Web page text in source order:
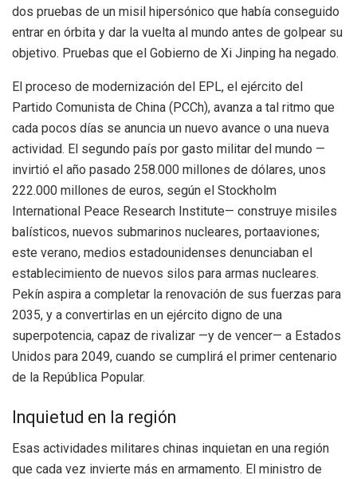
dos pruebas de un misil hipersónico que había conseguido
entrar en órbita y dar la vuelta al mundo antes de golpear su
objetivo. Pruebas que el Gobierno de Xi Jinping ha negado.
El proceso de modernización del EPL, el ejército del
Partido Comunista de China (PCCh), avanza a tal ritmo que
cada pocos días se anuncia un nuevo avance o una nueva
actividad. El segundo país por gasto militar del mundo —
invirtió el año pasado 258.000 millones de dólares, unos
222.000 millones de euros, según el Stockholm
International Peace Research Institute— construye misiles
balísticos, nuevos submarinos nucleares, portaaviones;
este verano, medios estadounidenses denunciaban el
establecimiento de nuevos silos para armas nucleares.
Pekín aspira a completar la renovación de sus fuerzas para
2035, y a convertirlas en un ejército digno de una
superpotencia, capaz de rivalizar —y de vencer— a Estados
Unidos para 2049, cuando se cumplirá el primer centenario
de la República Popular.
Inquietud en la región
Esas actividades militares chinas inquietan en una región
que cada vez invierte más en armamento. El ministro de